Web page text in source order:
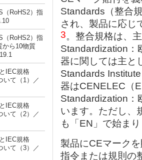
（RoHS2）指
（RoHS2）指
から10物質
IEC規格
いて（1）／
IEC規格
いて（2）／
IEC規格
いて（3）／
Standards（整合
され、製品に応じ
3。整合規格は、
Standardization：
器に関しては主と
Standards
器はCENELEC（
Standardization：
います。ただし、
も「EN」で始ま
製品にCEマーク
指令または規則の